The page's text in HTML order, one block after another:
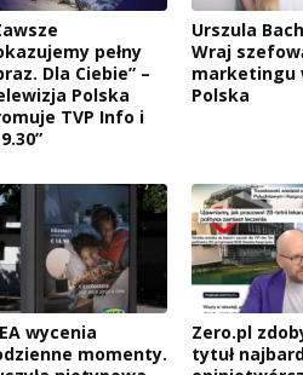
pełny
Dla Ciebie” –
Polska
TVP Info i
Urszula
Wraj
marketingu
Polska
wycenia
momenty.
Zero.pl
tytuł